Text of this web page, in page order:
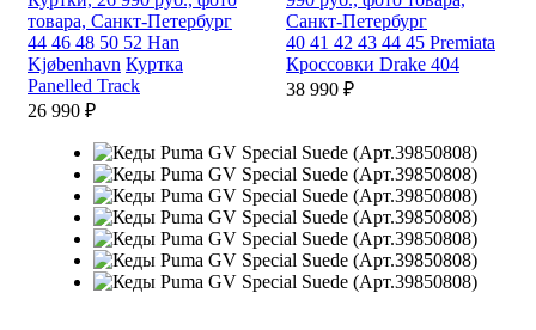
44 46 48 50 52 Han
Kjøbenhavn Куртка
Panelled Track
26 990 ₽
40 41 42 43 44 45 Premiata
Кроссовки Drake 404
38 990 ₽